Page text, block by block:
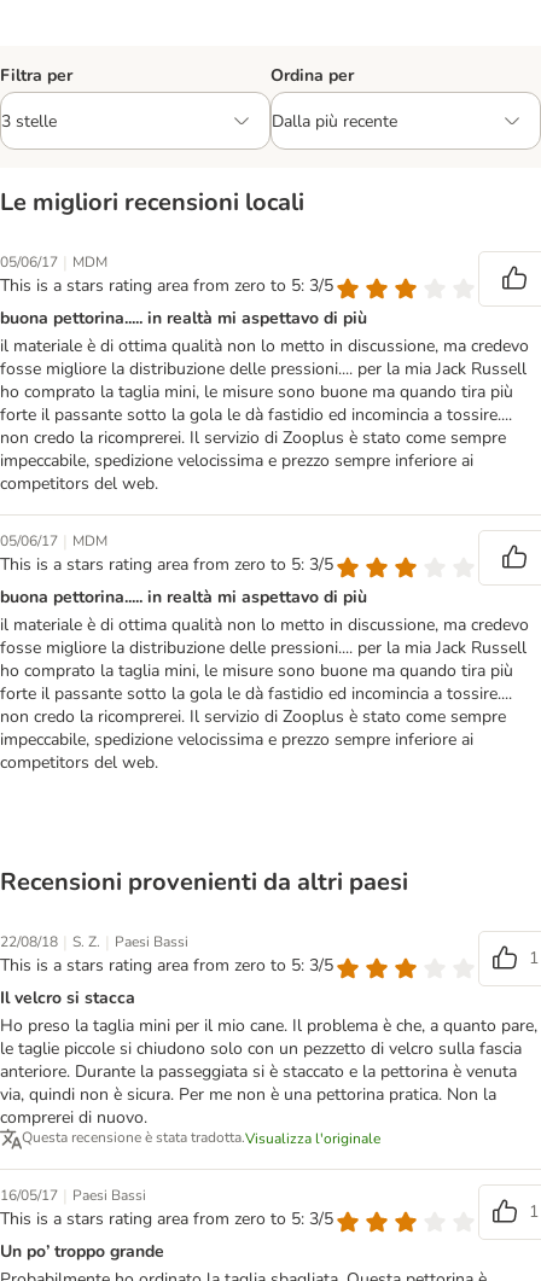
Filtra per Ordina per
Le migliori recensioni locali
05/06/17 | MDM
This is a stars rating area from zero to 5: 3/5
buona pettorina..... in realtà mi aspettavo di più
il materiale è di ottima qualità non lo metto in discussione, ma credevo
fosse migliore la distribuzione delle pressioni.... per la mia Jack Russell
ho comprato la taglia mini, le misure sono buone ma quando tira più
forte il passante sotto la gola le dà fastidio ed incomincia a tossire....
non credo la ricomprerei. Il servizio di Zooplus è stato come sempre
impeccabile, spedizione velocissima e prezzo sempre inferiore ai
competitors del web.
05/06/17 | MDM
This is a stars rating area from zero to 5: 3/5
buona pettorina..... in realtà mi aspettavo di più
il materiale è di ottima qualità non lo metto in discussione, ma credevo
fosse migliore la distribuzione delle pressioni.... per la mia Jack Russell
ho comprato la taglia mini, le misure sono buone ma quando tira più
forte il passante sotto la gola le dà fastidio ed incomincia a tossire....
non credo la ricomprerei. Il servizio di Zooplus è stato come sempre
impeccabile, spedizione velocissima e prezzo sempre inferiore ai
competitors del web.
Recensioni provenienti da altri paesi
22/08/18 | S. Z. | Paesi Bassi
This is a stars rating area from zero to 5: 3/5
1
Il velcro si stacca
Ho preso la taglia mini per il mio cane. Il problema è che, a quanto pare,
le taglie piccole si chiudono solo con un pezzetto di velcro sulla fascia
anteriore. Durante la passeggiata si è staccato e la pettorina è venuta
via, quindi non è sicura. Per me non è una pettorina pratica. Non la
comprerei di nuovo.
Questa recensione è stata tradotta.Visualizza l'originale
16/05/17 | Paesi Bassi
This is a stars rating area from zero to 5: 3/5
1
Un po’ troppo grande